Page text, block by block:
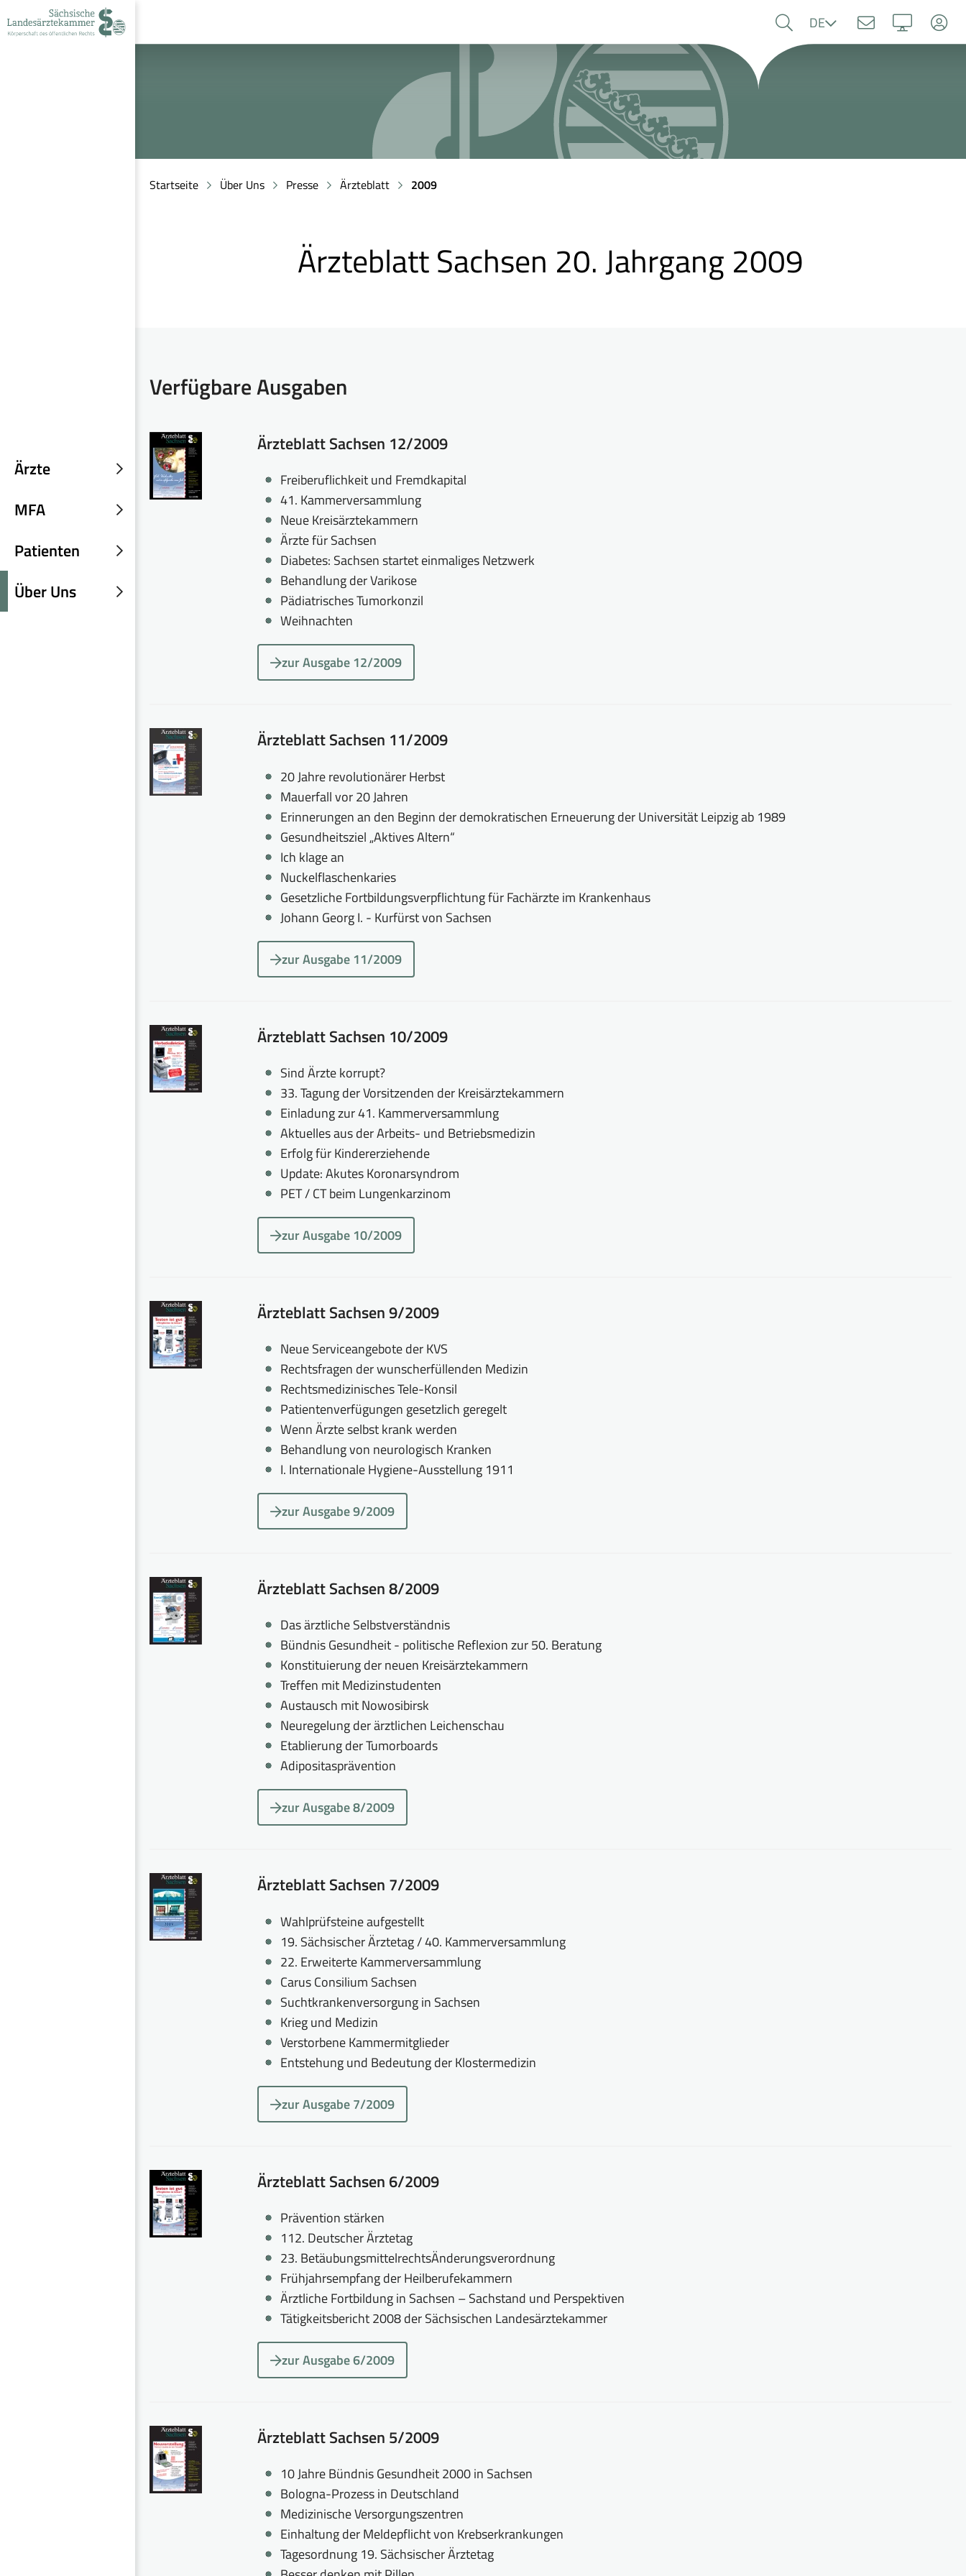
Navigation
Suche
Inhalt
Ärzte
Untermenü
einblenden
MFA
Untermenü
Patienten
Untermenü
Über Uns
Untermenü
Sprache
DE
Startseite Über Uns Presse Ärzteblatt 2009
Ärzteblatt Sachsen 20. Jahrgang 2009
Verfügbare Ausgaben
Ärzteblatt Sachsen 12/2009
Freiberuflichkeit und Fremdkapital
41. Kammerversammlung
Neue Kreisärztekammern
Ärzte für Sachsen
Diabetes: Sachsen startet einmaliges Netzwerk
Behandlung der Varikose
Pädiatrisches Tumorkonzil
Weihnachten
zur Ausgabe 12/2009
Ärzteblatt Sachsen 11/2009
20 Jahre revolutionärer Herbst
Mauerfall vor 20 Jahren
Erinnerungen an den Beginn der demokratischen Erneuerung der Universität Leipzig ab 1989
Gesundheitsziel „Aktives Altern“
Ich klage an
Nuckelflaschenkaries
Gesetzliche Fortbildungsverpflichtung für Fachärzte im Krankenhaus
Johann Georg I. - Kurfürst von Sachsen
zur Ausgabe 11/2009
Ärzteblatt Sachsen 10/2009
Sind Ärzte korrupt?
33. Tagung der Vorsitzenden der Kreisärztekammern
Einladung zur 41. Kammerversammlung
Aktuelles aus der Arbeits- und Betriebsmedizin
Erfolg für Kindererziehende
Update: Akutes Koronarsyndrom
PET / CT beim Lungenkarzinom
zur Ausgabe 10/2009
Ärzteblatt Sachsen 9/2009
Neue Serviceangebote der KVS
Rechtsfragen der wunscherfüllenden Medizin
Rechtsmedizinisches Tele-Konsil
Patientenverfügungen gesetzlich geregelt
Wenn Ärzte selbst krank werden
Behandlung von neurologisch Kranken
I. Internationale Hygiene-Ausstellung 1911
zur Ausgabe 9/2009
Ärzteblatt Sachsen 8/2009
Das ärztliche Selbstverständnis
Bündnis Gesundheit - politische Reflexion zur 50. Beratung
Konstituierung der neuen Kreisärztekammern
Treffen mit Medizinstudenten
Austausch mit Nowosibirsk
Neuregelung der ärztlichen Leichenschau
Etablierung der Tumorboards
Adipositasprävention
zur Ausgabe 8/2009
Ärzteblatt Sachsen 7/2009
Wahlprüfsteine aufgestellt
19. Sächsischer Ärztetag / 40. Kammerversammlung
22. Erweiterte Kammerversammlung
Carus Consilium Sachsen
Suchtkrankenversorgung in Sachsen
Krieg und Medizin
Verstorbene Kammermitglieder
Entstehung und Bedeutung der Klostermedizin
zur Ausgabe 7/2009
Ärzteblatt Sachsen 6/2009
Prävention stärken
112. Deutscher Ärztetag
23. BetäubungsmittelrechtsÄnderungsverordnung
Frühjahrsempfang der Heilberufekammern
Ärztliche Fortbildung in Sachsen – Sachstand und Perspektiven
Tätigkeitsbericht 2008 der Sächsischen Landesärztekammer
zur Ausgabe 6/2009
Ärzteblatt Sachsen 5/2009
10 Jahre Bündnis Gesundheit 2000 in Sachsen
Bologna-Prozess in Deutschland
Medizinische Versorgungszentren
Einhaltung der Meldepflicht von Krebserkrankungen
Tagesordnung 19. Sächsischer Ärztetag